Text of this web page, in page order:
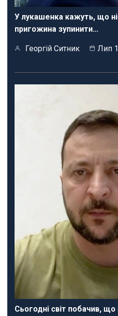
У лукашенка кажуть, що
пригожина зупинити…
Георгій Ситник Лип
Сьогодні світ побачив, що